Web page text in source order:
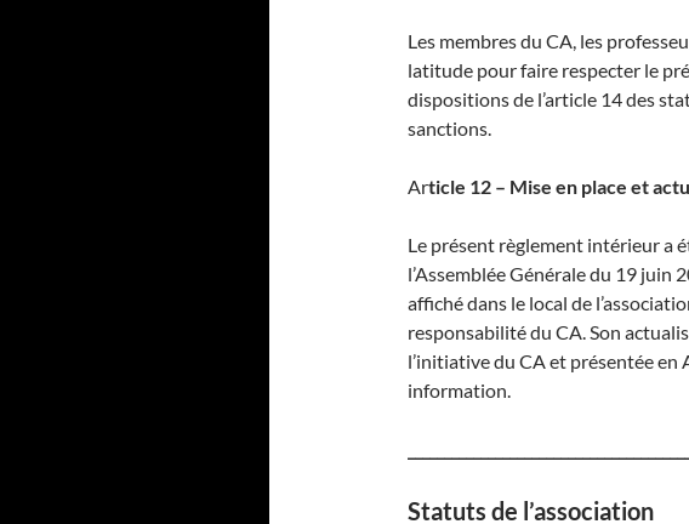
Les membres du CA, les
latitude pour faire respecter le
dispositions de l’article 14 des
sanctions.
Article 12 – Mise en place et
Le présent règlement intérieur a
l’Assemblée Générale du 19 juin
affiché dans le local de
responsabilité du CA. Son
l’initiative du CA et présentée en
information.
Statuts de l’association